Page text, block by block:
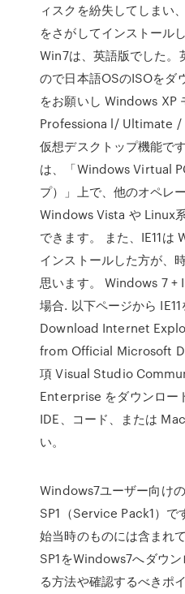
ィスクを紛失してしまい
をさがしてインストール
Win7は、英語版でした。
ので日本語OSのISOをダ
をお願いし Windows XP
Professiona l/ Ultimate /
仮想デスクトップ機能で
は、「Windows Virtual
プ）」上で、他のオペレ
Windows Vista や Linux
できます。 また、IE11
インストールした方が、
思います。 Windows 7 +
場合. 以下ページから
Download Internet
from Official Microsoft
項 Visual Studio
Enterprise をダウンロー
IDE、コード、または
い。
Windows7ユーザー向け
SP1（Service Pack1）
始当時のものには含まれ
SP1をWindows7へダウ
る方法や確認するべきポ